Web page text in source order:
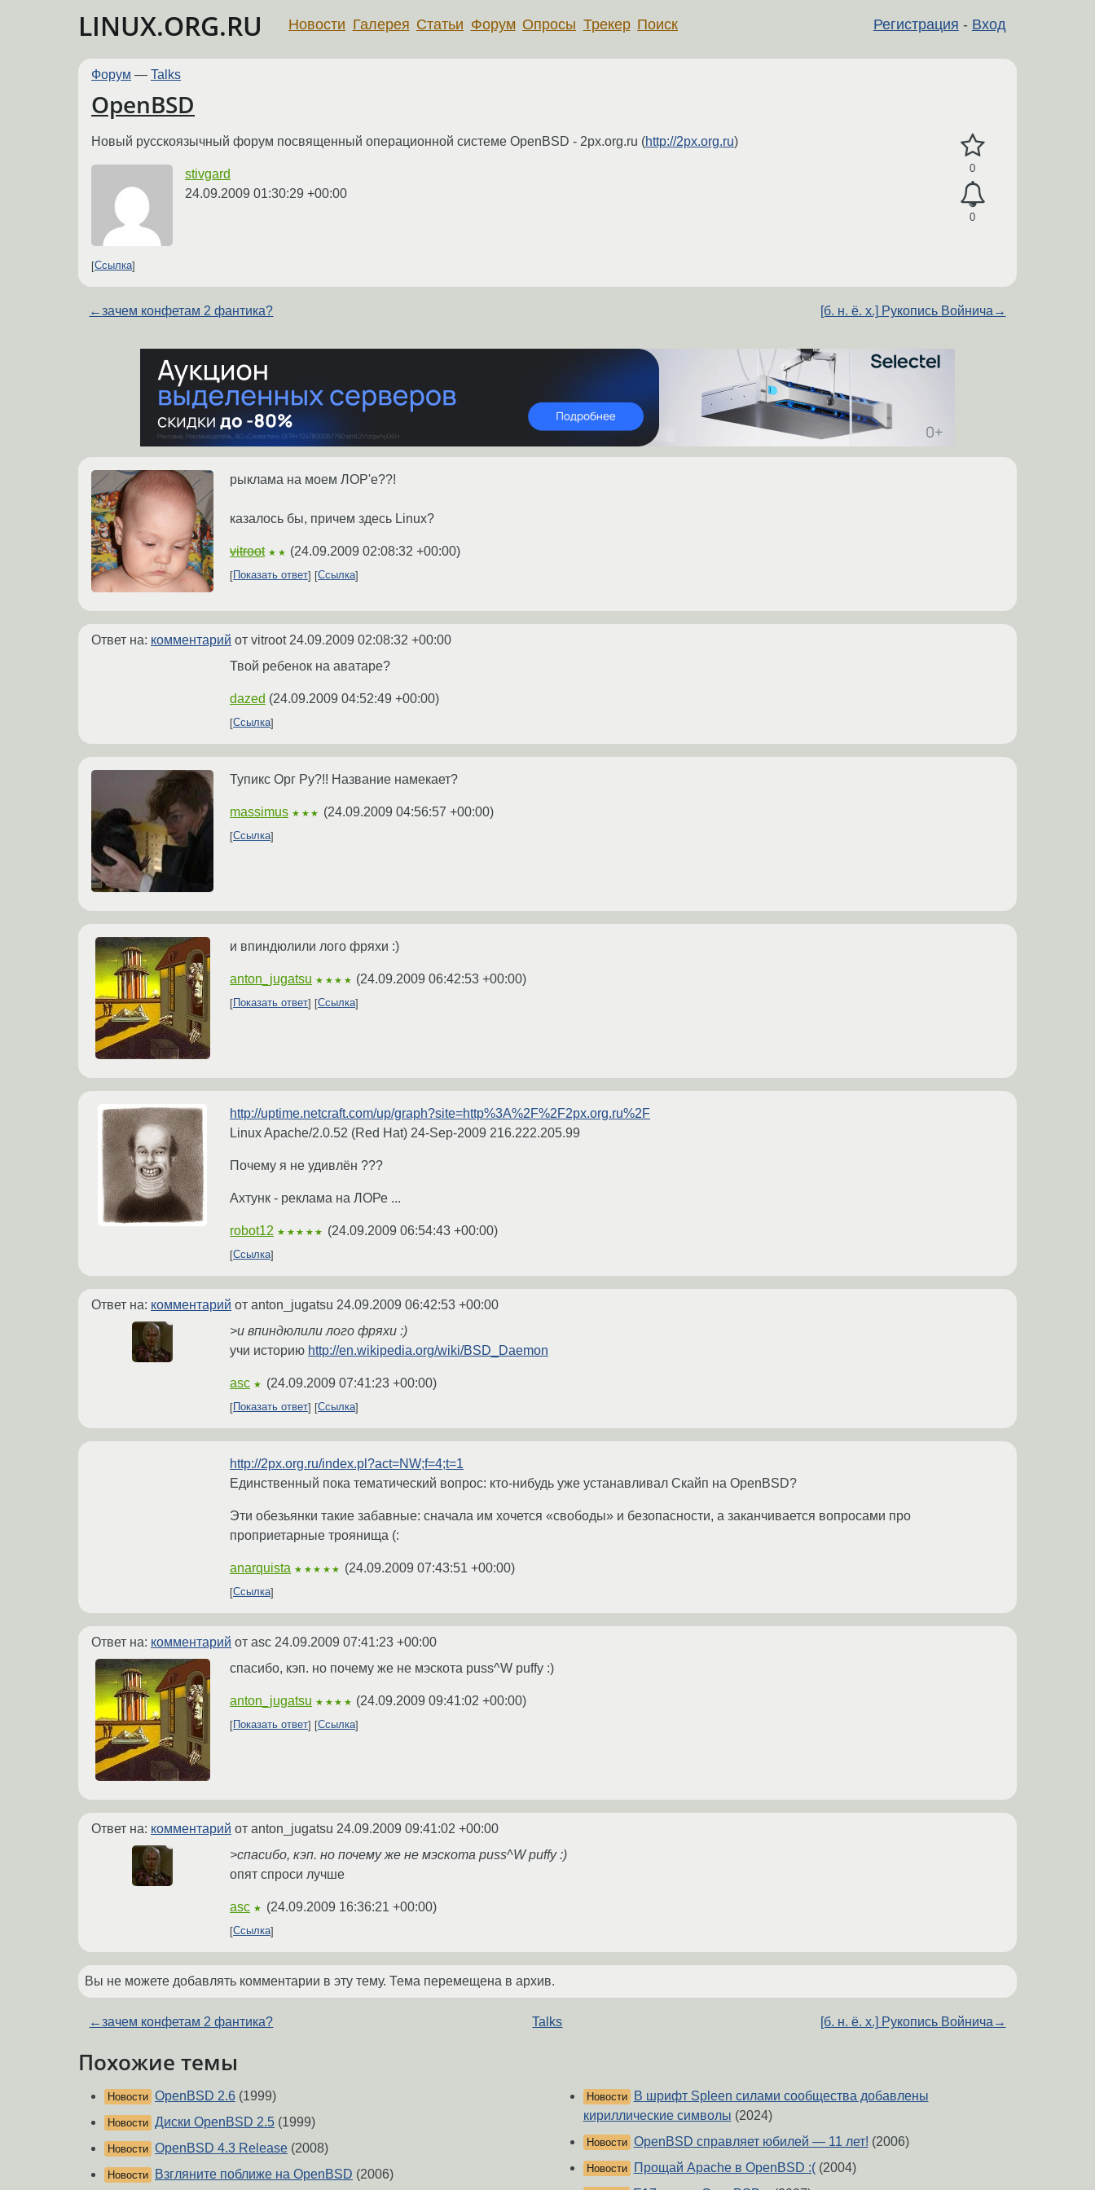
LINUX.ORG.RU Регистрация - Вход
Новости Галерея Статьи Форум Опросы Трекер Поиск
Форум — Talks
OpenBSD
0
0
Новый русскоязычный форум посвященный операционной системе OpenBSD - 2px.org.ru (http://2px.org.ru)
stivgard
24.09.2009 01:30:29 +00:00
Ссылка
←зачем конфетам 2 фантика? [б. н. ё. х.] Рукопись Войнича →
рыклама на моем ЛОР'е??!
казалось бы, причем здесь Linux?
vitroot ★★ (24.09.2009 02:08:32 +00:00)
Показать ответ Ссылка
Ответ на: комментарий от vitroot 24.09.2009 02:08:32 +00:00
Твой ребенок на аватаре?
dazed (24.09.2009 04:52:49 +00:00)
Ссылка
Тупикс Орг Ру?!! Название намекает?
massimus ★★★ (24.09.2009 04:56:57 +00:00)
Ссылка
и впиндюлили лого фряхи :)
anton_jugatsu ★★★★ (24.09.2009 06:42:53 +00:00)
Показать ответ Ссылка
http://uptime.netcraft.com/up/graph?site=http%3A%2F%2F2px.org.ru%2F
Linux Apache/2.0.52 (Red Hat) 24-Sep-2009 216.222.205.99
Почему я не удивлён ???
Ахтунк - реклама на ЛОРе ...
robot12 ★★★★★ (24.09.2009 06:54:43 +00:00)
Ссылка
Ответ на: комментарий от anton_jugatsu 24.09.2009 06:42:53 +00:00
>и впиндюлили лого фряхи :)
учи историю http://en.wikipedia.org/wiki/BSD_Daemon
asc ★ (24.09.2009 07:41:23 +00:00)
Показать ответ Ссылка
http://2px.org.ru/index.pl?act=NW;f=4;t=1
Единственный пока тематический вопрос: кто-нибудь уже устанавливал Скайп на OpenBSD?
Эти обезьянки такие забавные: сначала им хочется «свободы» и безопасности, а заканчивается вопросами про
проприетарные троянища (:
anarquista ★★★★★ (24.09.2009 07:43:51 +00:00)
Ссылка
Ответ на: комментарий от asc 24.09.2009 07:41:23 +00:00
спасибо, кэп. но почему же не мэскота puss^W puffy :)
anton_jugatsu ★★★★ (24.09.2009 09:41:02 +00:00)
Показать ответ Ссылка
Ответ на: комментарий от anton_jugatsu 24.09.2009 09:41:02 +00:00
>спасибо, кэп. но почему же не мэскота puss^W puffy :)
опят спроси лучше
asc ★ (24.09.2009 16:36:21 +00:00)
Ссылка
Вы не можете добавлять комментарии в эту тему. Тема перемещена в архив.
←зачем конфетам 2 фантика? Talks [б. н. ё. х.] Рукопись Войнича →
Похожие темы
Новости OpenBSD 2.6 (1999)
Новости Диски OpenBSD 2.5 (1999)
Новости OpenBSD 4.3 Release (2008)
Новости Взгляните поближе на OpenBSD (2006)
Новости
В шрифт Spleen силами сообщества добавлены
кириллические символы (2024)
Новости OpenBSD справляет юбилей — 11 лет! (2006)
Новости Прощай Apache в OpenBSD :((2004)